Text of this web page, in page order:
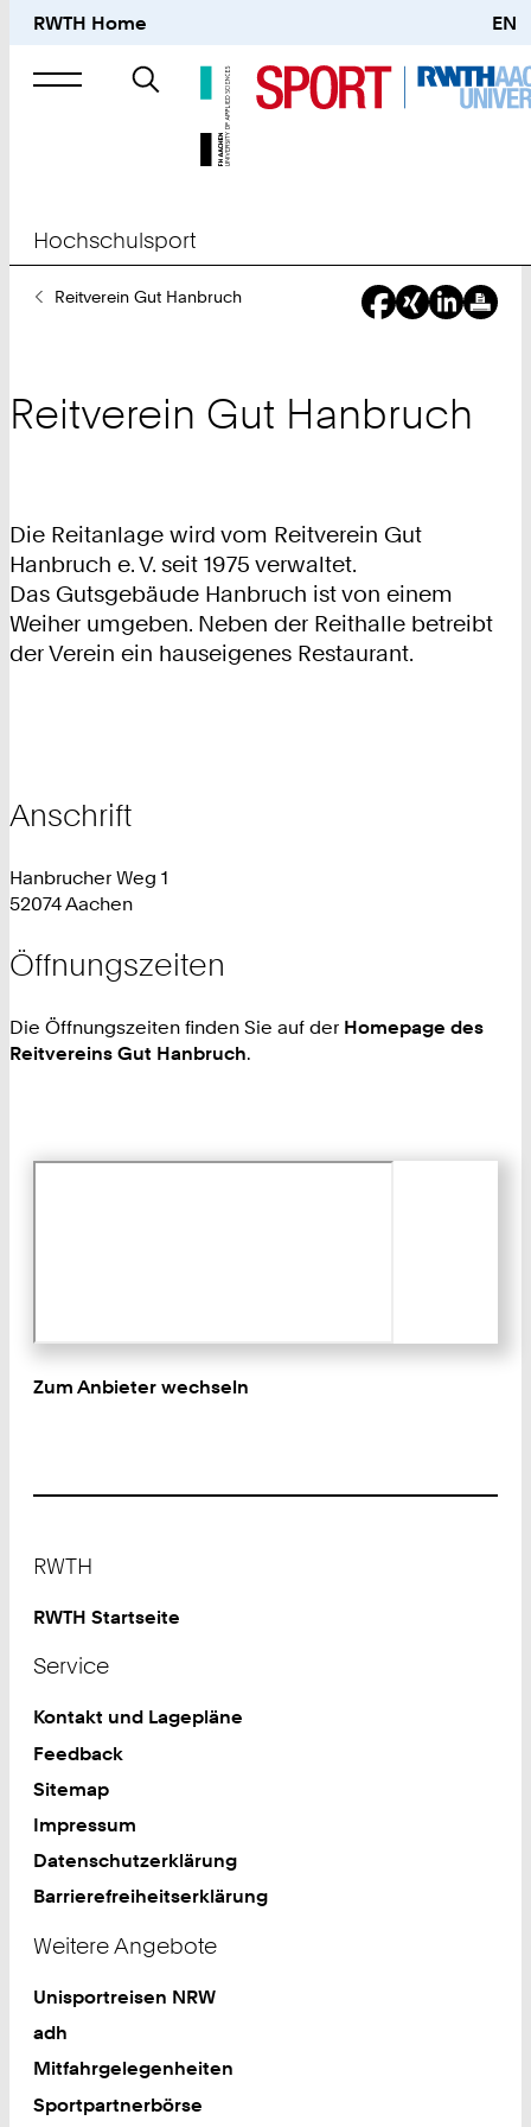
RWTH Home EN
Suche
nach
Hochschulsport
SieReitverein Gut Hanbruch
Reitverein Gut Hanbruch
Die Reitanlage wird vom Reitverein Gut
Hanbruch e. V. seit 1975 verwaltet.
Das Gutsgebäude Hanbruch ist von einem
Weiher umgeben. Neben der Reithalle betreibt
der Verein ein hauseigenes Restaurant.
Anschrift
Hanbrucher Weg 1
52074 Aachen
Öffnungszeiten
Die Öffnungszeiten finden Sie auf der Homepage des
Reitvereins Gut Hanbruch.
Zum Anbieter wechseln
RWTH
RWTH Startseite
Service
Kontakt und Lagepläne
Feedback
Sitemap
Impressum
Datenschutzerklärung
Barrierefreiheitserklärung
Weitere Angebote
Unisportreisen NRW
adh
Mitfahrgelegenheiten
Sportpartnerbörse